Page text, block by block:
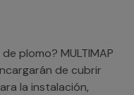
plomo? MULTIMAP
de cubrir
la instalación,